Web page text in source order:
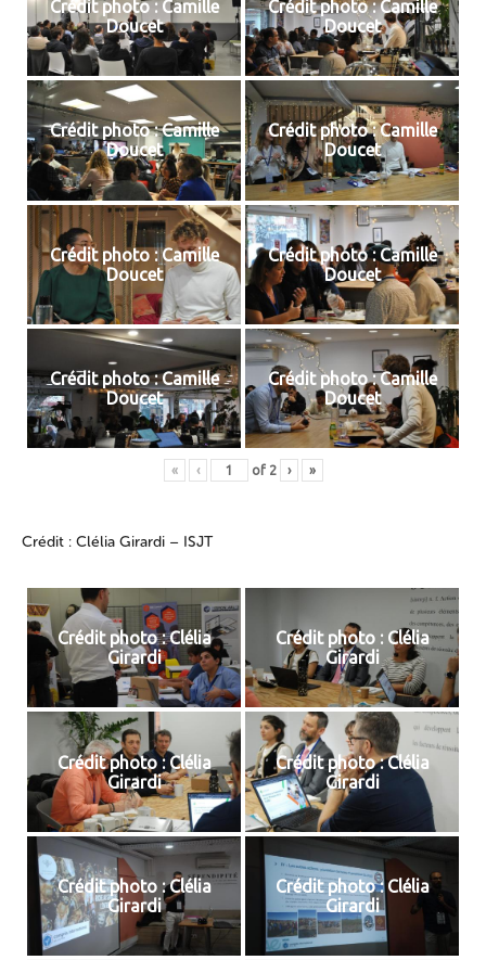
Crédit photo : Camille
Doucet
Crédit photo : Camille
Doucet
Crédit photo : Camille
Doucet
Crédit photo : Camille
Doucet
Crédit photo : Camille
Doucet
Crédit photo : Camille
Doucet
Crédit photo : Camille
Doucet
Crédit photo : Camille
Doucet
« ‹ of 2 › »
Crédit : Clélia Girardi – ISJT
Crédit photo : Clélia
Girardi
Crédit photo : Clélia
Girardi
Crédit photo : Clélia
Girardi
Crédit photo : Clélia
Girardi
Crédit photo : Clélia
Girardi
Crédit photo : Clélia
Girardi